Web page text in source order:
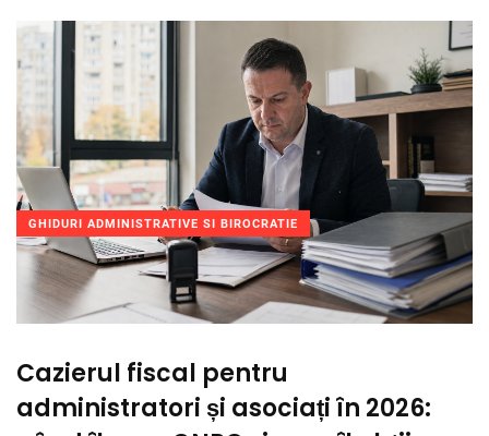
GHIDURI ADMINISTRATIVE SI BIROCRATIE
Cazierul fiscal pentru
administratori și asociați în 2026: